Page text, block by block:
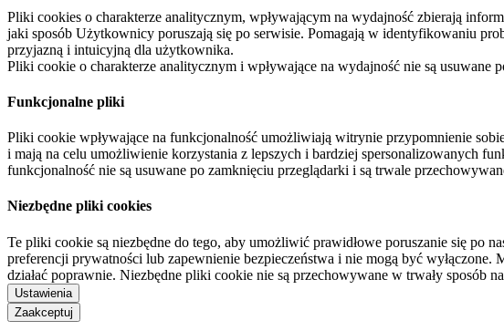
Pliki cookies o charakterze analitycznym, wpływającym na wydajność zbierają
jaki sposób Użytkownicy poruszają się po serwisie. Pomagają w identyfikowaniu
przyjazną i intuicyjną dla użytkownika.
Pliki cookie o charakterze analitycznym i wpływające na wydajność nie są
Funkcjonalne pliki
Pliki cookie wpływające na funkcjonalność umożliwiają witrynie przypomnienie
i mają na celu umożliwienie korzystania z lepszych i bardziej spersonalizowanych
funkcjonalność nie są usuwane po zamknięciu przeglądarki i są trwale
Niezbędne pliki cookies
Te pliki cookie są niezbędne do tego, aby umożliwić prawidłowe poruszanie się po
preferencji prywatności lub zapewnienie bezpieczeństwa i nie mogą być
działać poprawnie. Niezbędne pliki cookie nie są przechowywane w trwały sposób
Ustawienia
Zaakceptuj